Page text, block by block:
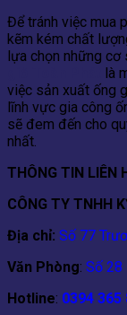
Để tránh việc mua
kẽm kém chất
lựa chọn những cơ
là
việc sản xuất ống
lĩnh vực gia công
sẽ đem đến cho
nhất.
THÔNG TIN LIÊN
CÔNG TY TNHH
Địa chỉ: Số 77
Văn Phòng: Số 28
Hotline: 0394 365